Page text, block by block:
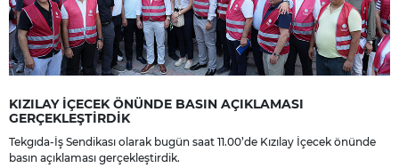
KIZILAY İÇECEK ÖNÜNDE BASIN AÇIKLAMASI
GERÇEKLEŞTİRDİK
Tekgıda-İş Sendikası olarak bugün saat 11.00’de Kızılay İçecek önünde
basın açıklaması gerçekleştirdik.